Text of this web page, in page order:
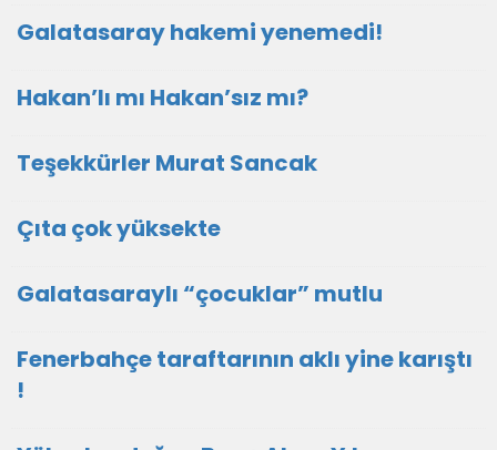
Galatasaray hakemi yenemedi!
Hakan’lı mı Hakan’sız mı?
Teşekkürler Murat Sancak
Çıta çok yüksekte
Galatasaraylı “çocuklar” mutlu
Fenerbahçe taraftarının aklı yine karıştı
!